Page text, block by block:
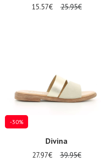
15.57€ 25.95€
-30%
Divina
27.97€ 39.95€